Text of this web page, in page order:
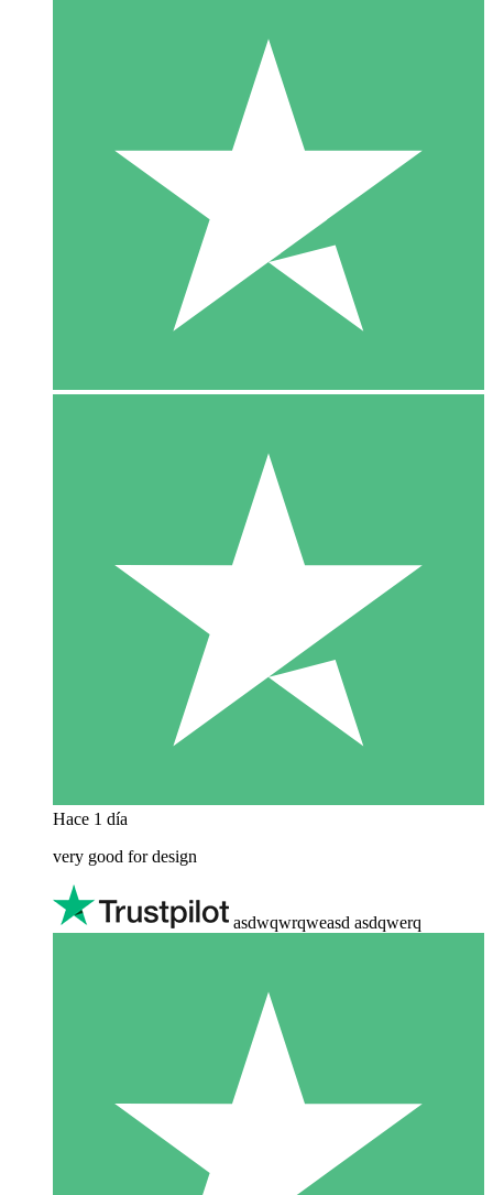
Hace 1 día
very good for design
asdwqwrqweasd asdqwerq